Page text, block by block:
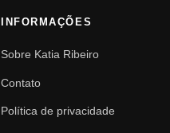
INFORMAÇÕES
Sobre Katia Ribeiro
Contato
Política de privacidade